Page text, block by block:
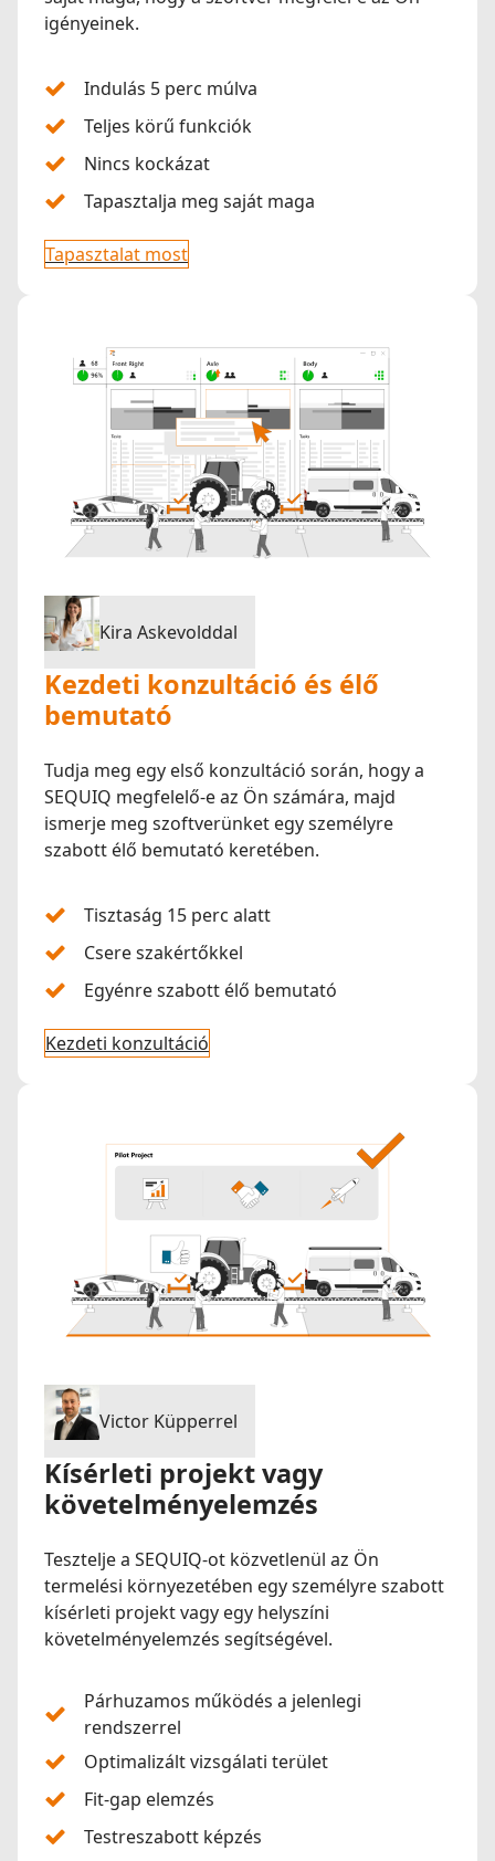
igényeinek.
Indulás 5 perc múlva
Teljes körű funkciók
Nincs kockázat
Tapasztalja meg saját maga
Tapasztalat most
Kira Askevolddal
Kezdeti konzultáció és élő
bemutató
Tudja meg egy első konzultáció során, hogy a
SEQUIQ megfelelő-e az Ön számára, majd
ismerje meg szoftverünket egy személyre
szabott élő bemutató keretében.
Tisztaság 15 perc alatt
Csere szakértőkkel
Egyénre szabott élő bemutató
Kezdeti konzultáció
Victor Küpperrel
Kísérleti projekt vagy
követelményelemzés
Tesztelje a SEQUIQ-ot közvetlenül az Ön
termelési környezetében egy személyre szabott
kísérleti projekt vagy egy helyszíni
követelményelemzés segítségével.
Párhuzamos működés a jelenlegi
rendszerrel
Optimalizált vizsgálati terület
Fit-gap elemzés
Testreszabott képzés